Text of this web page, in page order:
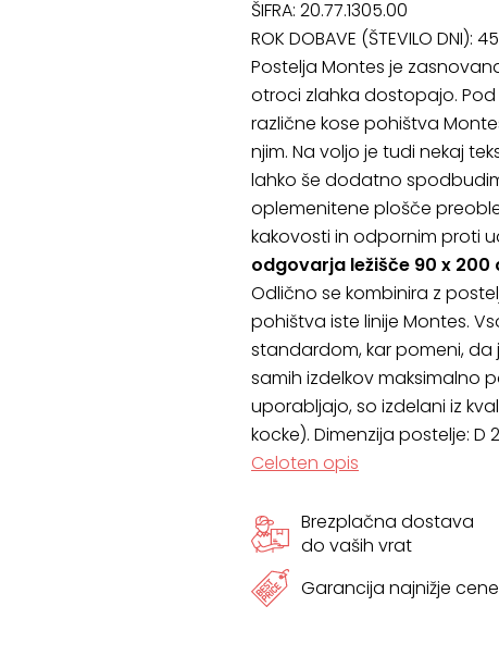
ŠIFRA: 20.77.1305.00
ROK DOBAVE (ŠTEVILO DNI): 45
Postelja Montes je
otroci zlahka dostopajo.
različne kose pohištva
njim. Na voljo je tudi nekaj
lahko še dodatno
oplemenitene plošče
kakovosti in odpornim proti
odgovarja ležišče 90 x 200
Odlično se kombinira z
pohištva iste linije Montes.
standardom, kar pomeni,
samih izdelkov maksimalno
uporabljajo, so izdelani iz
kocke). Dimenzija postelje: D
Celoten opis
Brezplačna dostava
do vaših vrat
Garancija najnižje cene